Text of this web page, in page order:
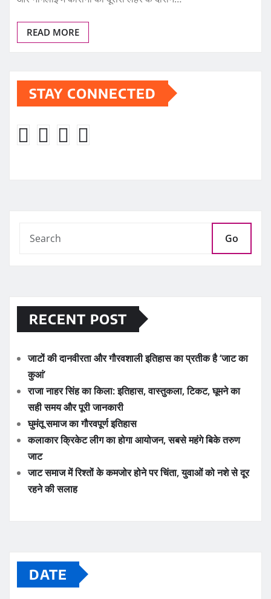
READ MORE
STAY CONNECTED
Go
RECENT POST
जाटों की दानवीरता और गौरवशाली इतिहास का प्रतीक है ‘जाट का
कुआं’
राजा नाहर सिंह का किला: इतिहास, वास्तुकला, टिकट, घूमने का
सही समय और पूरी जानकारी
घुमंतू समाज का गौरवपूर्ण इतिहास
कलाकार क्रिकेट लीग का होगा आयोजन, सबसे महंगे बिके तरुण
जाट
जाट समाज में रिश्तों के कमजोर होने पर चिंता, युवाओं को नशे से दूर
रहने की सलाह
DATE